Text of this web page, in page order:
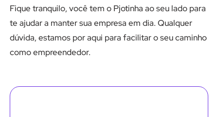
Fique tranquilo, você tem o Pjotinha ao seu lado para
te ajudar a manter sua empresa em dia. Qualquer
dúvida, estamos por aqui para facilitar o seu caminho
como empreendedor.